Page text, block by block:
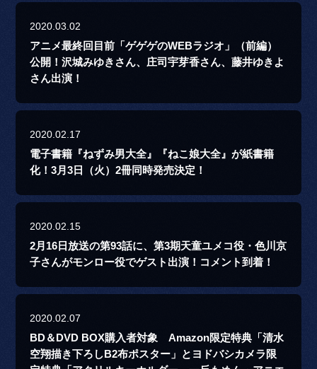
2020.03.02
アニメ最終回目前「ゲゲゲのWEBラジオ」（前編）
公開！沢城みゆきさん、庄司宇芽香さん、藤井ゆきよ
さん出演！
2020.02.17
電子書籍『ねずみ男大全』『ねこ娘大全』が紙書籍
化！3月3日（火）2冊同時発売決定！
2020.02.15
2月16日放送の第93話に、第3期天童ユメコ役・色川京
子さんがモンロー役でゲスト出演！コメント到着！
2020.02.07
BD＆DVD BOX購入者対象 Amazon限定特典「清水
空翔描き下ろしB2布ポスター」とヨドバシカメラ限